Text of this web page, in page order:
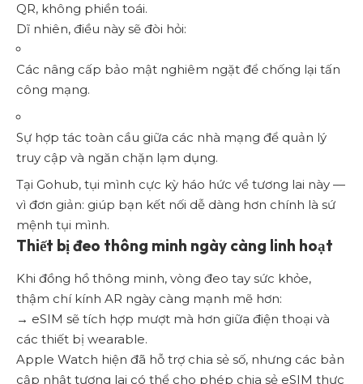
QR, không phiền toái.
Dĩ nhiên, điều này sẽ đòi hỏi:
Các nâng cấp bảo mật nghiêm ngặt để chống lại tấn
công mạng.
Sự hợp tác toàn cầu giữa các nhà mạng để quản lý
truy cập và ngăn chặn lạm dụng.
Tại Gohub, tụi mình cực kỳ háo hức về tương lai này —
vì đơn giản: giúp bạn kết nối dễ dàng hơn chính là sứ
mệnh tụi mình.
Thiết bị đeo thông minh ngày càng linh hoạt
Khi đồng hồ thông minh, vòng đeo tay sức khỏe,
thậm chí kính AR ngày càng mạnh mẽ hơn:
→ eSIM sẽ tích hợp mượt mà hơn giữa điện thoại và
các thiết bị wearable.
Apple Watch hiện đã hỗ trợ chia sẻ số, nhưng các bản
cập nhật tương lai có thể cho phép chia sẻ eSIM thực